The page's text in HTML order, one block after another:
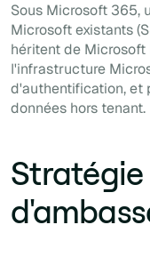
Sous Microsoft 365,
Microsoft existants
héritent de Microsoft
l'infrastructure
d'authentification, et
données hors tenant.
Stratégie